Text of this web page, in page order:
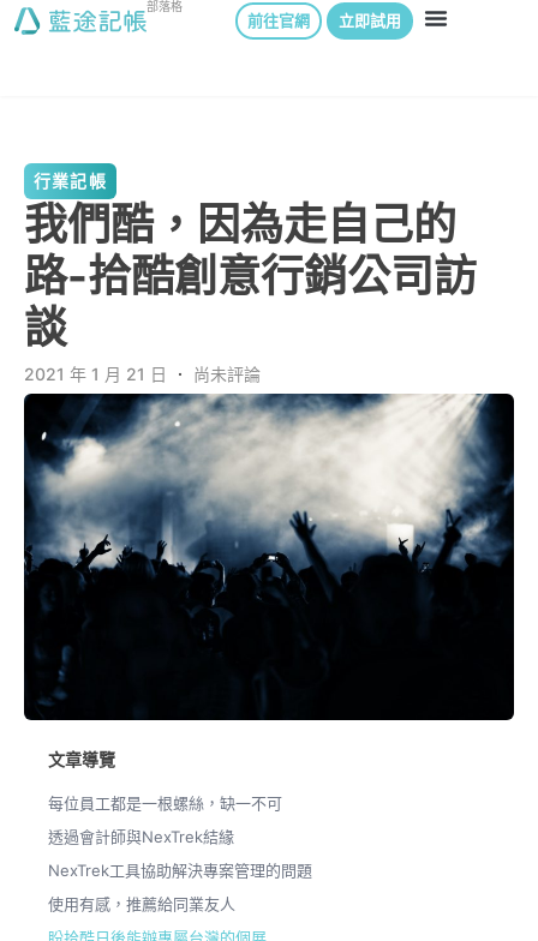
部落格
前往官網 立即試用
行業記帳
我們酷，因為走自己的
路-拾酷創意行銷公司訪
談
2021 年 1 月 21 日 ． 尚未評論
文章導覽
每位員工都是一根螺絲，缺一不可
透過會計師與NexTrek結緣
NexTrek工具協助解決專案管理的問題
使用有感，推薦給同業友人